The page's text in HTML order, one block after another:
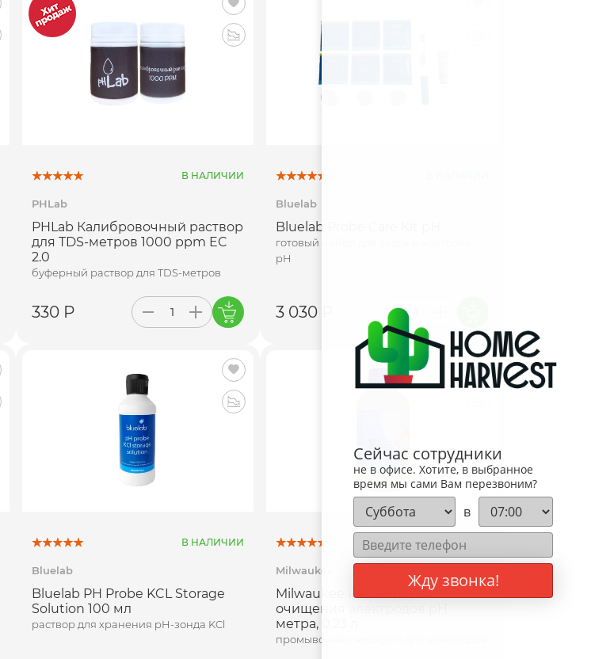
В НАЛИЧИИ
PHLab
PHLab Калибровочный раствор
для TDS-метров 1000 ppm EC
2.0
буферный раствор для TDS-метров
330 Р
Bluelab
Bluelab Probe Care Kit pH
готовый набор для ухода и контроля
pH
3 030 Р
В НАЛИЧИИ
Bluelab
Bluelab PH Probe KCL Storage
Solution 100 мл
раствор для хранения pH-зонда KCl
ПОД ЗАКАЗ
Milwaukee
Milwaukee Раствор для
очищения электродов pH
метра, 0.23 л
промывочная жидкость для электродов
Сейчас сотрудники
не в офисе. Хотите, в выбранное
время мы сами Вам перезвоним?
в
Жду звонка!